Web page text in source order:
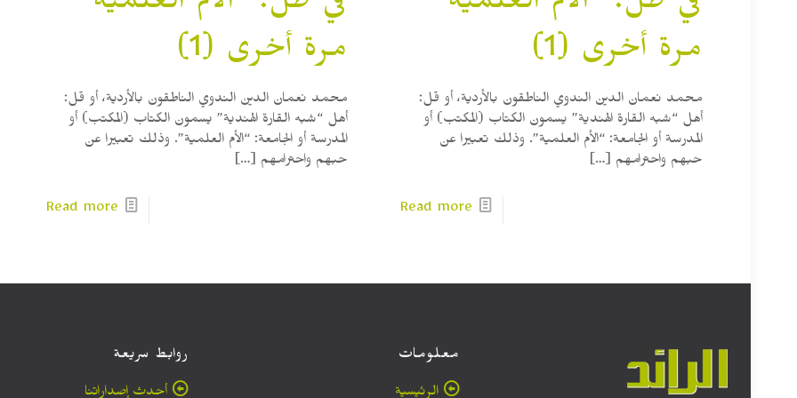
مرة أخرى (1)
محمد نعمان الدين الندوي الناطقون بالأردية، أو قل:
أهل “شبه القارة الهندية” يسمون الكتاب (المكتب) أو
المدرسة أو الجامعة: “الأم العلمية”. وذلك تعبيرا عن
حبهم واحترامهم […]
Read more
مرة أخرى (1)
محمد نعمان الدين الندوي الناطقون بالأردية، أو قل:
أهل “شبه القارة الهندية” يسمون الكتاب (المكتب) أو
المدرسة أو الجامعة: “الأم العلمية”. وذلك تعبيرا عن
حبهم واحترامهم […]
Read more
معلومات
الرئيسية
روابط سريعة
أحدث إصداراتنا